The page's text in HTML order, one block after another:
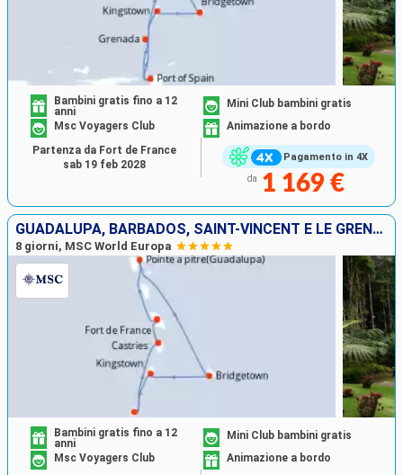
Pagamento in 4X
Bambini gratis fino a 12
anni
Mini Club bambini gratis
Msc Voyagers Club
Animazione a bordo
da 1 169 €
Partenza da Fort de France
sab 19 feb 2028
GUADALUPA, BARBADOS, SAINT-VINCENT E LE GRENADINE, GRENADA, SANTA LUCIA, MARTINICA
8 giorni, MSC World Europa
Bambini gratis fino a 12
anni
Mini Club bambini gratis
Msc Voyagers Club
Animazione a bordo